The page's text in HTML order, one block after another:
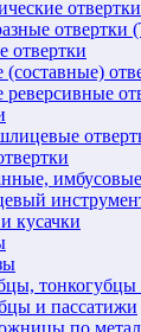
отвертки
отвертки
отвертки
имбусовые
кусачки
и пассатижи
по